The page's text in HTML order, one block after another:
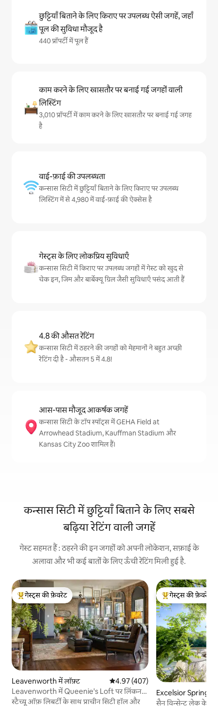
छुट्टियाँ बिताने के लिए किराए पर उपलब्ध ऐसी जगहें, जहाँ
पूल की सुविधा मौजूद है
440 प्रॉपर्टी में पूल हैं
काम करने के लिए खासतौर पर बनाई गई जगहों वाली
लिस्टिंग
3,010 प्रॉपर्टी में काम करने के लिए खासतौर पर बनाई गई जगह
है
वाई-फ़ाई की उपलब्धता
कन्सास सिटी में छुट्टियाँ बिताने के लिए किराए पर उपलब्ध
लिस्टिंग में से 4,980 में वाई-फ़ाई की ऐक्सेस है
गेस्ट्स के लिए लोकप्रिय सुविधाएँ
कन्सास सिटी में किराए पर उपलब्ध जगहों में गेस्ट को खुद से
चेक इन, जिम और बार्बेक्यू ग्रिल जैसी सुविधाएँ पसंद आती हैं
4.8 की औसत रेटिंग
कन्सास सिटी में ठहरने की जगहों को मेहमानों ने बहुत अच्छी
रेटिंग दी है - औसतन 5 में 4.8!
आस-पास मौजूद आकर्षक जगहें
कन्सास सिटी के टॉप स्पॉट्स में GEHA Field at
Arrowhead Stadium, Kauffman Stadium और
Kansas City Zoo शामिल हैं।
कन्सास सिटी में छुट्टियाँ बिताने के लिए सबसे
बढ़िया रेटिंग वाली जगहें
गेस्ट सहमत हैं : ठहरने की इन जगहों को अपनी लोकेशन, सफ़ाई के
अलावा और भी कई बातों के लिए ऊँची रेटिंग मिली हुई है.
गेस्ट्स का टॉप फ़ेवरेट
गेस्ट्स की फ़ेवरेट
Leavenworth में लॉफ़्ट औसत रेटिंग 5 में से 4.97, 407 समीक्षाएँ
4.97 (407)
Leavenworth में Queenie's Loft पर लिंकन
के चरणों का पालन करें
स्टैच्यू ऑफ़ लिबर्टी के साथ प्राचीन सिटी हॉल और
गेस्ट्स का टॉप फ़ेवरेट
गेस्ट्स की फ़ेवरेट
Excelsior Springs में
सैन विन्सेन्ट लेक